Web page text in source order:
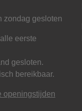
zondag gesloten
eerste
gesloten.
bereikbaar.
openingstijden